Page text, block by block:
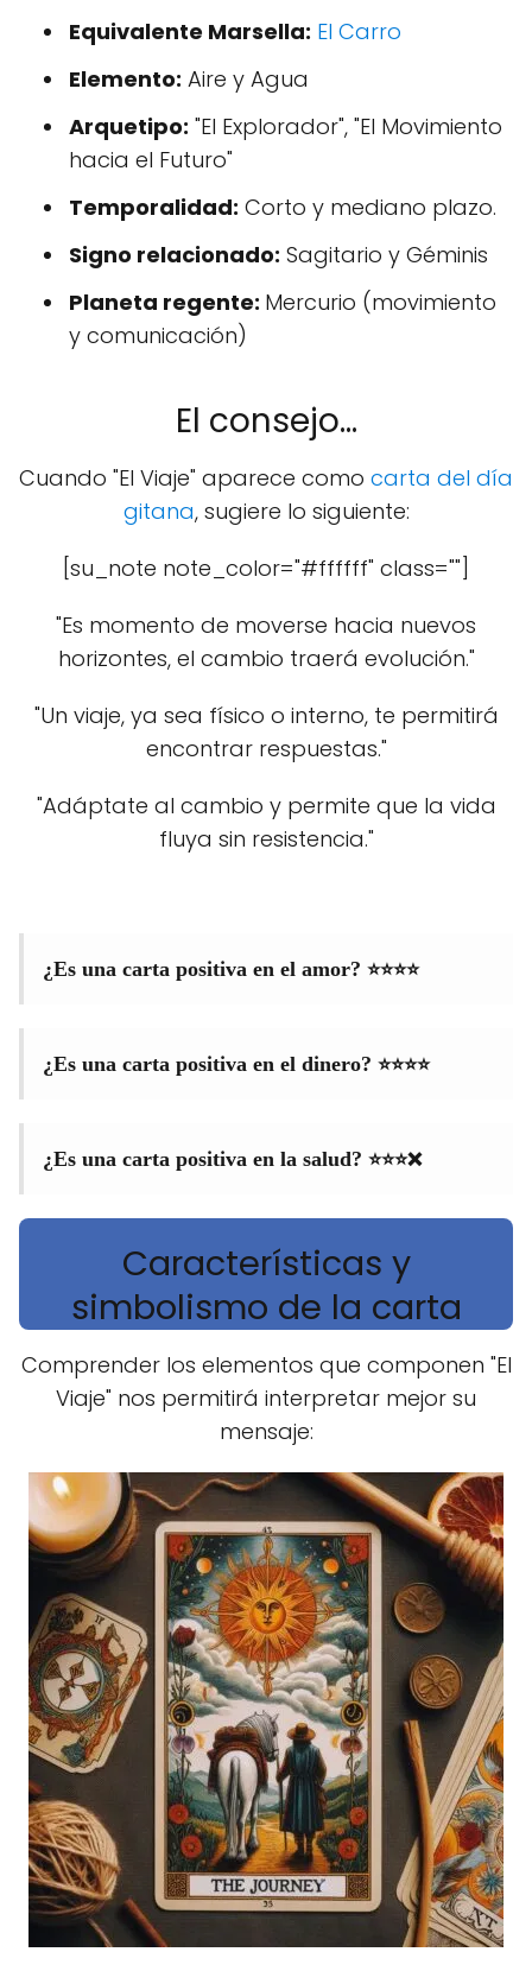
Equivalente Marsella: El Carro
Elemento: Aire y Agua
Arquetipo: "El Explorador", "El Movimiento
hacia el Futuro"
Temporalidad: Corto y mediano plazo.
Signo relacionado: Sagitario y Géminis
Planeta regente: Mercurio (movimiento
y comunicación)
El consejo...
Cuando "El Viaje" aparece como carta del día
gitana, sugiere lo siguiente:
[su_note note_color="#ffffff" class=""]
"Es momento de moverse hacia nuevos
horizontes, el cambio traerá evolución."
"Un viaje, ya sea físico o interno, te permitirá
encontrar respuestas."
"Adáptate al cambio y permite que la vida
fluya sin resistencia."
¿Es una carta positiva en el amor? ⭐⭐⭐⭐
¿Es una carta positiva en el dinero? ⭐⭐⭐⭐
¿Es una carta positiva en la salud? ⭐⭐⭐❌
Características y
simbolismo de la carta
Comprender los elementos que componen "El
Viaje" nos permitirá interpretar mejor su
mensaje: